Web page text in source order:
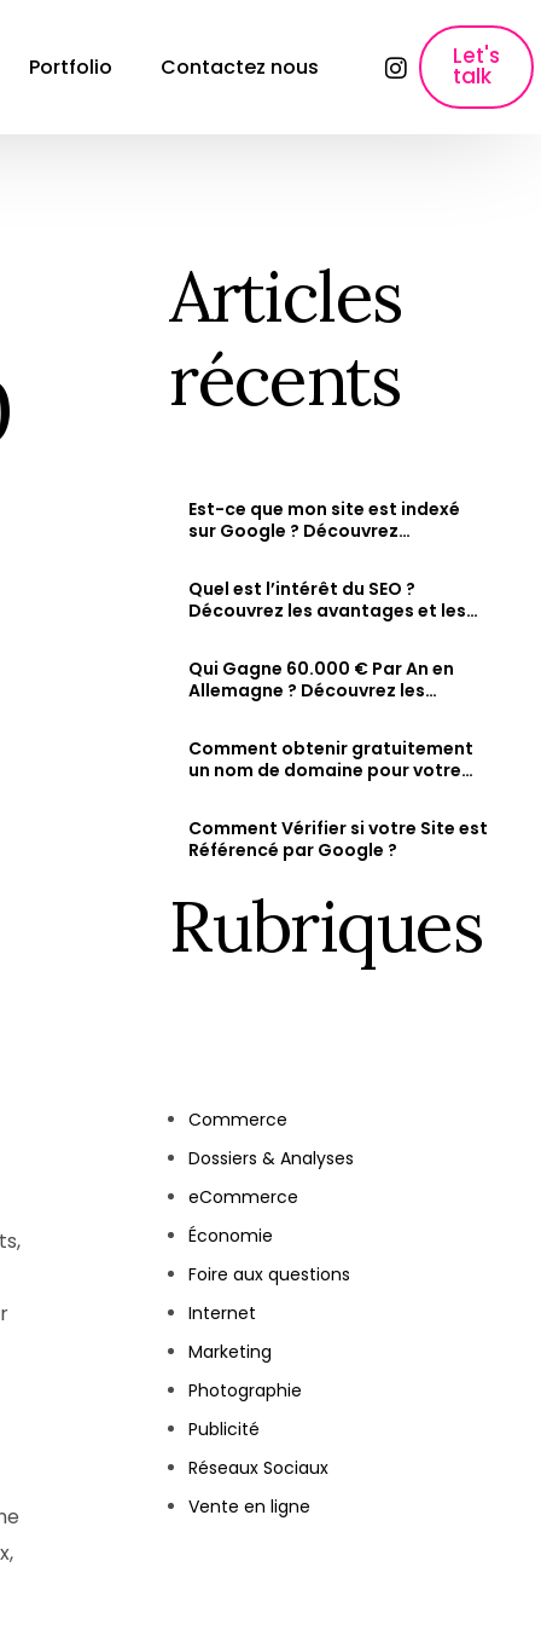
Création de contenu
Création de contenu &#038; Content
Copywriting fiche produit
Rédaction des fiches produits qui font
Maximiser vos performances : Google Ads,
Facebook Ads &#038; Instagram.
Soyez visible sur Google, Attirez des clients
dans la recherche et sur Maps.
Portfolio Contactez nous Let's
talk
Articles
récents
Est-ce que mon site est indexé
sur Google ? Découvrez
sa visibilité en ligne
Quel est l’intérêt du SEO ?
Découvrez les avantages et les
stratégie SEO bien optimisée
Qui Gagne 60.000 € Par An en
Allemagne ? Découvrez les
les salaires des jeunes diplômés.
Comment obtenir gratuitement
un nom de domaine pour votre
Comment Vérifier si votre Site est
Référencé par Google ?
Rubriques
Commerce
Dossiers & Analyses
eCommerce
Économie
Foire aux questions
Internet
Marketing
Photographie
Publicité
Réseaux Sociaux
Vente en ligne